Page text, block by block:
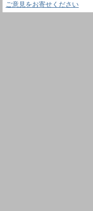
ご意見をお寄せください